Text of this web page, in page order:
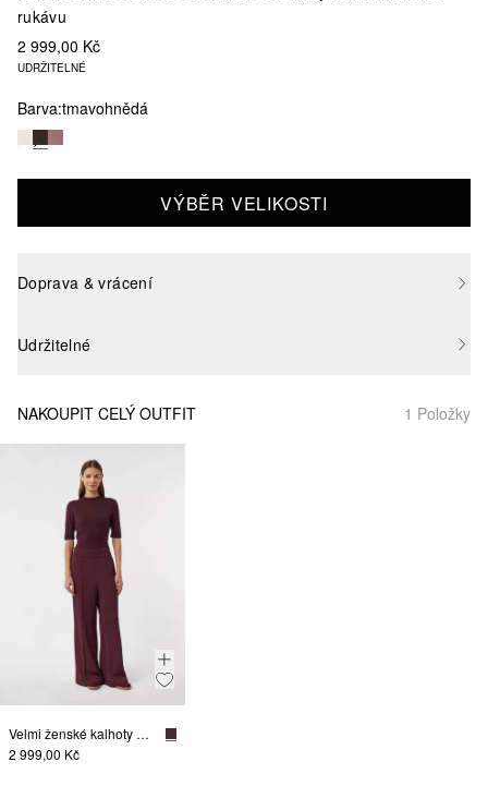
rukávu
2 999,00 Kč
UDRŽITELNÉ
Barva:tmavohnědá
VÝBĚR VELIKOSTI
Doprava & vrácení
Udržitelné
NAKOUPIT CELÝ OUTFIT 1 Položky
Velmi ženské kalhoty Marlene s elastickým pasem
2 999,00 Kč